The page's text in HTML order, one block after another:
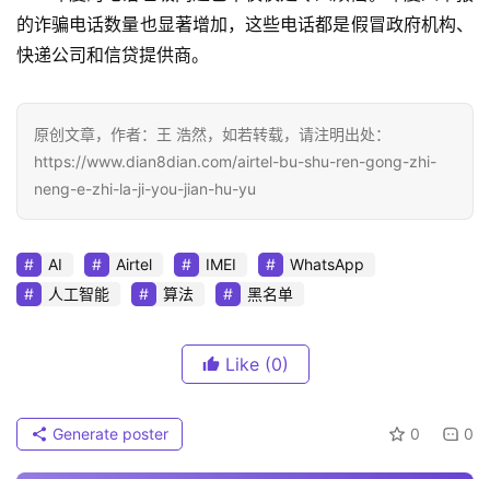
的诈骗电话数量也显著增加，这些电话都是假冒政府机构、
快递公司和信贷提供商。
原创文章，作者：王 浩然，如若转载，请注明出处：
https://www.dian8dian.com/airtel-bu-shu-ren-gong-zhi-
neng-e-zhi-la-ji-you-jian-hu-yu
AI Airtel IMEI
WhatsApp
人工智能
算法 黑名单
Like (0)
0 0
Generate poster